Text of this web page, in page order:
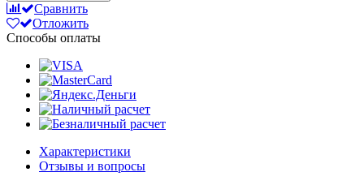
Сравнить
Отложить
Способы оплаты
Характеристики
Отзывы и вопросы